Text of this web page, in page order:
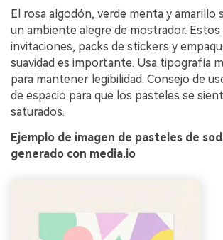
El rosa algodón, verde menta y amarillo
un ambiente alegre de mostrador.
invitaciones, packs de stickers y
suavidad es importante. Usa tipografía
para mantener legibilidad. Consejo de
de espacio para que los pasteles se
saturados.
Ejemplo de imagen de pasteles de
generado con media.io